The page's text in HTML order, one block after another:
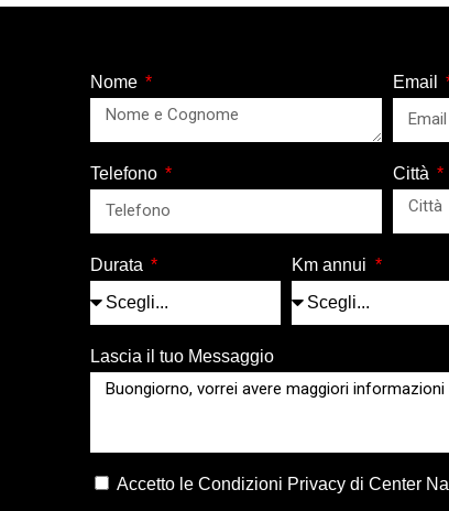
Nome Email
Telefono Città
Durata Km annui
Lascia il tuo Messaggio
Accetto le Condizioni Privacy di Center